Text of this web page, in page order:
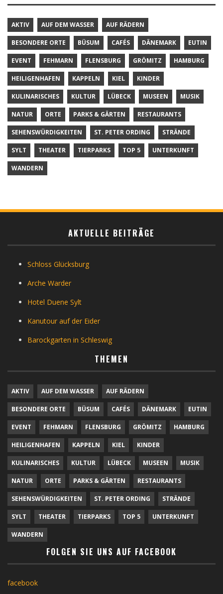
AKTIV AUF DEM WASSER AUF RÄDERN
BESONDERE ORTE BÜSUM CAFÉS DÄNEMARK EUTIN
EVENT FEHMARN FLENSBURG GRÖMITZ HAMBURG
HEILIGENHAFEN KAPPELN KIEL KINDER
KULINARISCHES KULTUR LÜBECK MUSEEN MUSIK
NATUR ORTE PARKS & GÄRTEN RESTAURANTS
SEHENSWÜRDIGKEITEN ST. PETER ORDING STRÄNDE
SYLT THEATER TIERPARKS TOP 5 UNTERKUNFT
WANDERN
AKTUELLE BEITRÄGE
Schloss Glücksburg
Arche Warder
Hotel Duene Sylt
Kanutour auf der Eider
Barockgarten in Schleswig
THEMEN
AKTIV AUF DEM WASSER AUF RÄDERN
BESONDERE ORTE BÜSUM CAFÉS DÄNEMARK EUTIN
EVENT FEHMARN FLENSBURG GRÖMITZ HAMBURG
HEILIGENHAFEN KAPPELN KIEL KINDER
KULINARISCHES KULTUR LÜBECK MUSEEN MUSIK
NATUR ORTE PARKS & GÄRTEN RESTAURANTS
SEHENSWÜRDIGKEITEN ST. PETER ORDING STRÄNDE
SYLT THEATER TIERPARKS TOP 5 UNTERKUNFT
WANDERN
FOLGEN SIE UNS AUF FACEBOOK
facebook